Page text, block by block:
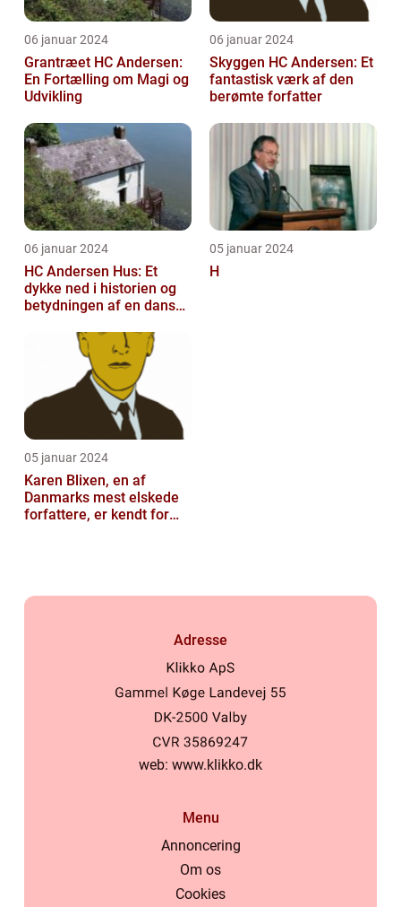
06 januar 2024
Grantræet HC Andersen:
En Fortælling om Magi og
Udvikling
06 januar 2024
Skyggen HC Andersen: Et
fantastisk værk af den
berømte forfatter
06 januar 2024
HC Andersen Hus: Et
dykke ned i historien og
betydningen af en dansk
05 januar 2024
H
05 januar 2024
Karen Blixen, en af
Danmarks mest elskede
forfattere, er kendt for
Adresse
web: www.klikko.dk
Menu
Annoncering
Om os
Cookies